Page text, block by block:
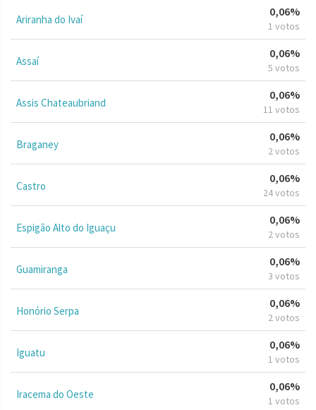
Ariranha do Ivaí
0,06%
1 votos
Assaí
0,06%
5 votos
Assis Chateaubriand
0,06%
11 votos
Braganey
0,06%
2 votos
Castro
0,06%
24 votos
Espigão Alto do Iguaçu
0,06%
2 votos
Guamiranga
0,06%
3 votos
Honório Serpa
0,06%
2 votos
Iguatu
0,06%
1 votos
Iracema do Oeste
0,06%
1 votos